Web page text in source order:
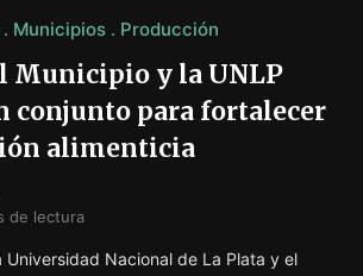
Municipios Producción
Municipio y la UNLP
conjunto para fortalecer
alimenticia
de lectura
Universidad Nacional de La Plata y el